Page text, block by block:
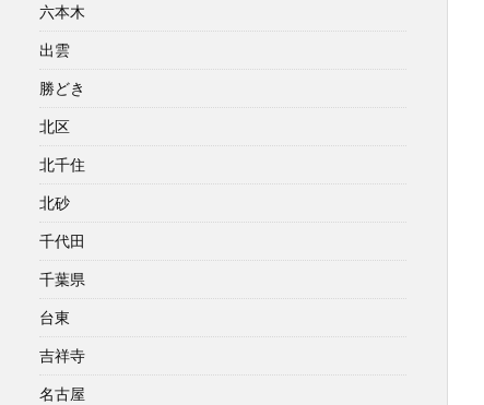
六本木
出雲
勝どき
北区
北千住
北砂
千代田
千葉県
台東
吉祥寺
名古屋